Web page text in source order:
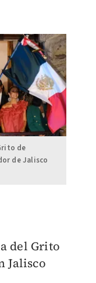
de
de Jalisco
del Grito
Jalisco